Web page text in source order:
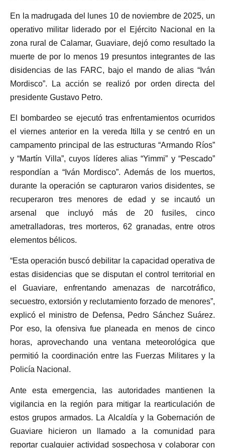
En la madrugada del lunes 10 de noviembre de 2025, un
operativo militar liderado por el Ejército Nacional en la
zona rural de Calamar, Guaviare, dejó como resultado la
muerte de por lo menos 19 presuntos integrantes de las
disidencias de las FARC, bajo el mando de alias “Iván
Mordisco”. La acción se realizó por orden directa del
presidente Gustavo Petro.
El bombardeo se ejecutó tras enfrentamientos ocurridos
el viernes anterior en la vereda Itilla y se centró en un
campamento principal de las estructuras “Armando Ríos”
y “Martín Villa”, cuyos líderes alias “Yimmi” y “Pescado”
respondían a “Iván Mordisco”. Además de los muertos,
durante la operación se capturaron varios disidentes, se
recuperaron tres menores de edad y se incautó un
arsenal que incluyó más de 20 fusiles, cinco
ametralladoras, tres morteros, 62 granadas, entre otros
elementos bélicos.
“Esta operación buscó debilitar la capacidad operativa de
estas disidencias que se disputan el control territorial en
el Guaviare, enfrentando amenazas de narcotráfico,
secuestro, extorsión y reclutamiento forzado de menores”,
explicó el ministro de Defensa, Pedro Sánchez Suárez.
Por eso, la ofensiva fue planeada en menos de cinco
horas, aprovechando una ventana meteorológica que
permitió la coordinación entre las Fuerzas Militares y la
Policía Nacional.
Ante esta emergencia, las autoridades mantienen la
vigilancia en la región para mitigar la rearticulación de
estos grupos armados. La Alcaldía y la Gobernación de
Guaviare hicieron un llamado a la comunidad para
reportar cualquier actividad sospechosa y colaborar con